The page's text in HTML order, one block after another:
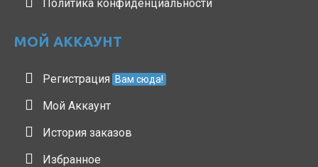
Политика конфиденциальности
МОЙ АККАУНТ
Регистрация Вам сюда!
Мой Аккаунт
История заказов
Избранное